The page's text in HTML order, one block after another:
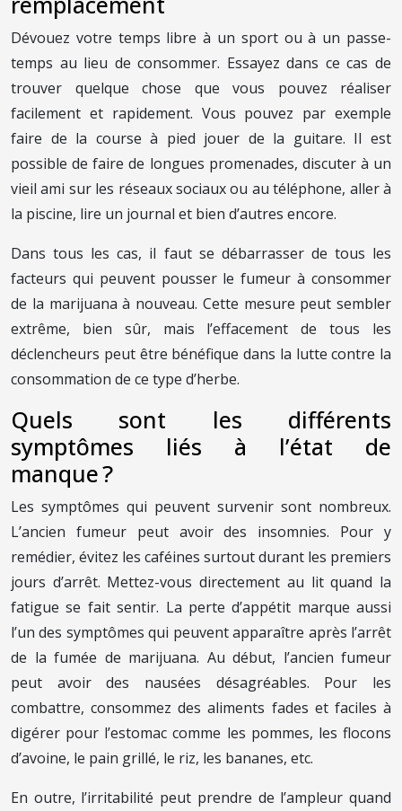
Dévouez votre temps libre à un sport ou à un passe-
temps au lieu de consommer. Essayez dans ce cas de
trouver quelque chose que vous pouvez réaliser
facilement et rapidement. Vous pouvez par exemple
faire de la course à pied jouer de la guitare. Il est
possible de faire de longues promenades, discuter à un
vieil ami sur les réseaux sociaux ou au téléphone, aller à
la piscine, lire un journal et bien d’autres encore.
Dans tous les cas, il faut se débarrasser de tous les
facteurs qui peuvent pousser le fumeur à consommer
de la marijuana à nouveau. Cette mesure peut sembler
extrême, bien sûr, mais l’effacement de tous les
déclencheurs peut être bénéfique dans la lutte contre la
consommation de ce type d’herbe.
Quels sont les différents
symptômes liés à l’état de
manque ?
Les symptômes qui peuvent survenir sont nombreux.
L’ancien fumeur peut avoir des insomnies. Pour y
remédier, évitez les caféines surtout durant les premiers
jours d’arrêt. Mettez-vous directement au lit quand la
fatigue se fait sentir. La perte d’appétit marque aussi
l’un des symptômes qui peuvent apparaître après l’arrêt
de la fumée de marijuana. Au début, l’ancien fumeur
peut avoir des nausées désagréables. Pour les
combattre, consommez des aliments fades et faciles à
digérer pour l’estomac comme les pommes, les flocons
d’avoine, le pain grillé, le riz, les bananes, etc.
En outre, l’irritabilité peut prendre de l’ampleur quand